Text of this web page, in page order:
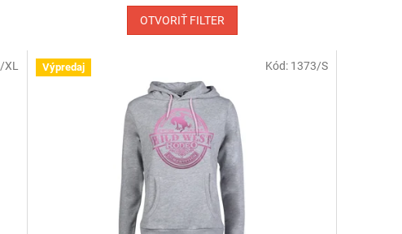
OTVORIŤ FILTER
XL Výpredaj Kód: 1373/S